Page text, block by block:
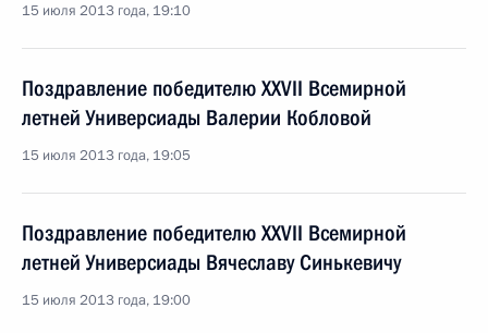
15 июля 2013 года, 19:10
Поздравление победителю XXVII Всемирной
летней Универсиады Валерии Кобловой
15 июля 2013 года, 19:05
Поздравление победителю XXVII Всемирной
летней Универсиады Вячеславу Синькевичу
15 июля 2013 года, 19:00